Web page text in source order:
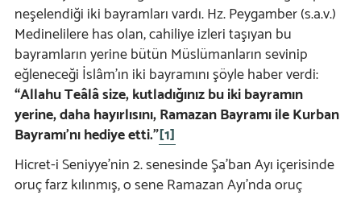
neşelendiği iki bayramları vardı. Hz. Peygamber (s.a.v.)
Medinelilere has olan, cahiliye izleri taşıyan bu
bayramların yerine bütün Müslümanların sevinip
eğleneceği İslâm'ın iki bayramını şöyle haber verdi:
“Allahu Teâlâ size, kutladığınız bu iki bayramın
yerine, daha hayırlısını, Ramazan Bayramı ile Kurban
Bayramı’nı hediye etti.”[1]
Hicret-i Seniyye’nin 2. senesinde Şa’ban Ayı içerisinde
oruç farz kılınmış, o sene Ramazan Ayı’nda oruç